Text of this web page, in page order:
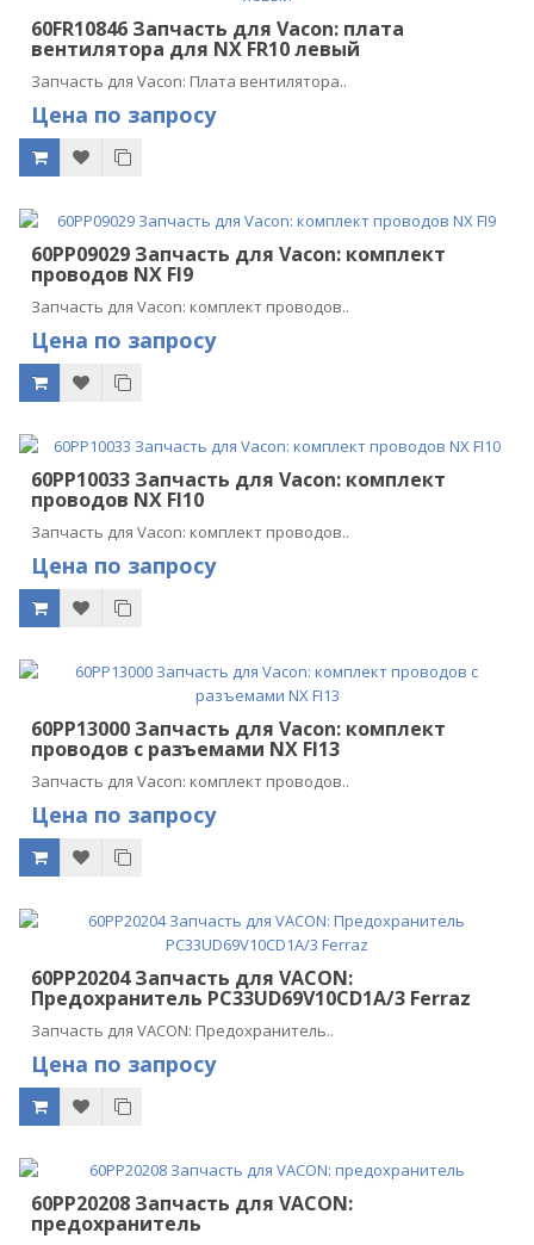
60FR10846 Запчасть для Vacon: плата
вентилятора для NX FR10 левый
Запчасть для Vacon: Плата вентилятора..
Цена по запросу
60PP09029 Запчасть для Vacon: комплект
проводов NX FI9
Запчасть для Vacon: комплект проводов..
Цена по запросу
60PP10033 Запчасть для Vacon: комплект
проводов NX FI10
Запчасть для Vacon: комплект проводов..
Цена по запросу
60PP13000 Запчасть для Vacon: комплект
проводов с разъемами NX FI13
Запчасть для Vacon: комплект проводов..
Цена по запросу
60PP20204 Запчасть для VACON:
Предохранитель PC33UD69V10CD1A/3 Ferraz
Запчасть для VACON: Предохранитель..
Цена по запросу
60PP20208 Запчасть для VACON:
предохранитель